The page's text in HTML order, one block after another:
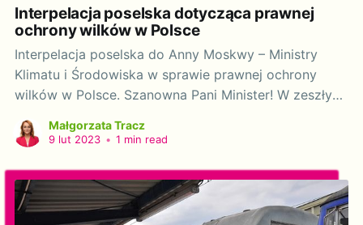
Interpelacja poselska dotycząca prawnej
ochrony wilków w Polsce
Interpelacja poselska do Anny Moskwy – Ministry
Klimatu i Środowiska w sprawie prawnej ochrony
wilków w Polsce. Szanowna Pani Minister! W zeszłym
ochrony hodowli zwierząt gospodarskich i dużych
ochrony wilków w Europie. To oznaczałoby ogromne
zagrożenie dla wilków, których
Małgorzata Tracz
9 lut 2023 • 1 min read